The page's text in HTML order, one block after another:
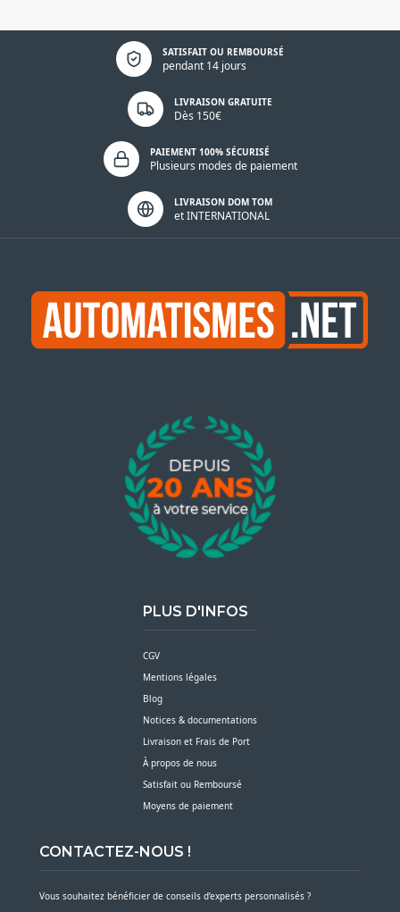
SATISFAIT OU REMBOURSÉ
pendant 14 jours
Politique de confidentialité
LIVRAISON GRATUITE
Dès 150€
PAIEMENT 100% SÉCURISÉ
Plusieurs modes de paiement
LIVRAISON DOM TOM
et INTERNATIONAL
PLUS D'INFOS
CGV
Mentions légales
Blog
Notices & documentations
Livraison et Frais de Port
À propos de nous
Satisfait ou Remboursé
Moyens de paiement
CONTACTEZ-NOUS !
Vous souhaitez bénéficier de conseils d’experts personnalisés ?